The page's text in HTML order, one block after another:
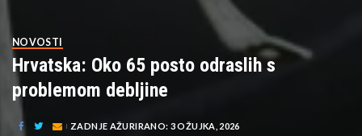
NOVOSTI
Hrvatska: Oko 65 posto odraslih s
problemom debljine
ZADNJE AŽURIRANO: 3 OŽUJKA, 2026